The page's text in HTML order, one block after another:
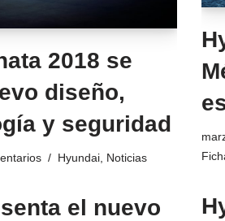
2018 se
diseño,
y seguridad
Hyundai Noticias
el nuevo